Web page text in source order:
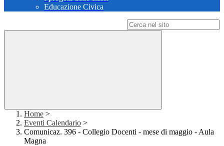
Educazione Civica
Home >
Eventi Calendario >
Comunicaz. 396 - Collegio Docenti - mese di maggio - Aula
Magna